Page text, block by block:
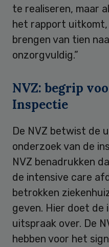
te realiseren, maar
het rapport
brengen van tien
onzorgvuldig.”
NVZ: begrip
Inspectie
De NVZ betwist de
onderzoek van de
NVZ benadrukken
de intensive care
betrokken
geven. Hier doet de
uitspraak over. De
hebben voor het